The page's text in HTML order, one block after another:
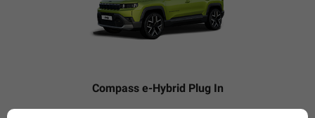
Compass e-Hybrid Plug In